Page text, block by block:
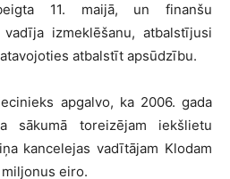
11. maijā, un finanšu
izmeklēšanu, atbalstījusi
atbalstīt apsūdzību.
apgalvo, ka 2006. gada
sākumā toreizējam iekšlietu
kancelejas vadītājam Klodam
eiro.